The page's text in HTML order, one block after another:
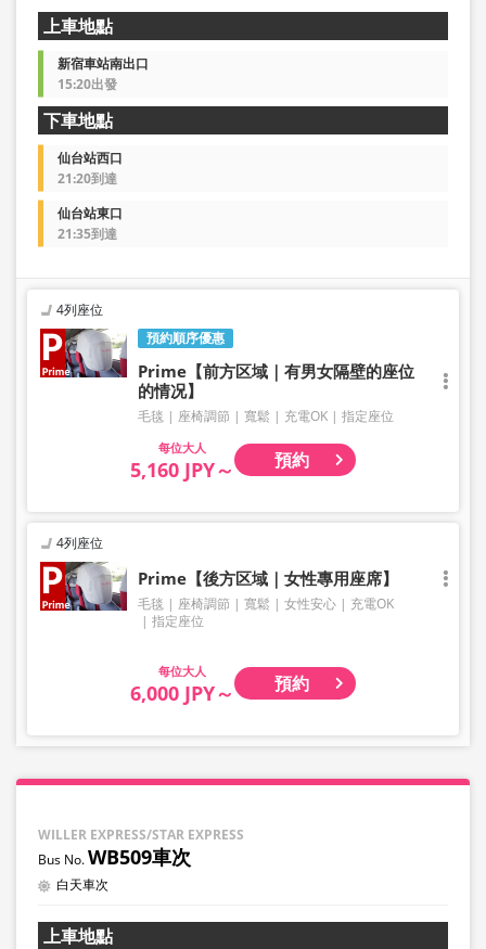
上車地點
新宿車站南出口
15:20出發
下車地點
仙台站西口
21:20到達
仙台站東口
21:35到達
預約順序優惠
4列座位
Prime【前方区域｜有男女隔壁的座位
的情况】
毛毯 座椅調節 寬鬆 充電OK 指定座位
大人
5,160 JPY～ 預約
4列座位
Prime【後方区域｜女性專用座席】
毛毯 座椅調節 寬鬆 女性安心
充電OK
指定座位
大人
6,000 JPY～ 預約
WILLER EXPRESS/STAR EXPRESS
WB509車次
白天車次
上車地點